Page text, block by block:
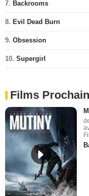
7. Backrooms
8. Evil Dead Burn
9. Obsession
10. Supergirl
Films